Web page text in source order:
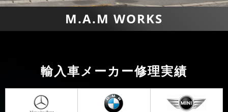
M.A.M WORKS
輸入車メーカー修理実績